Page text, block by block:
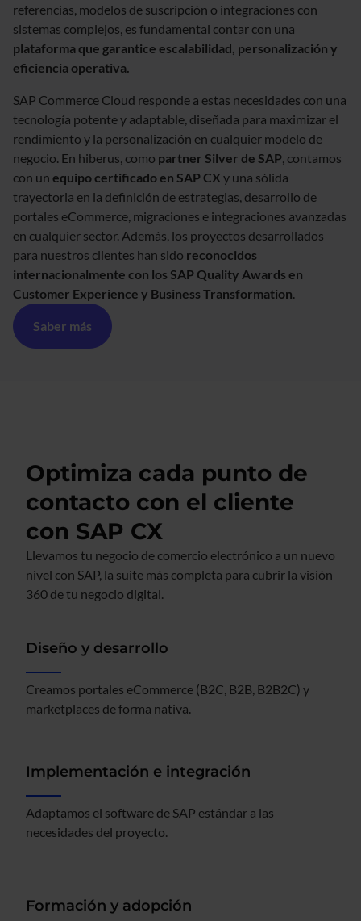
referencias, modelos de suscripción o integraciones con
sistemas complejos, es fundamental contar con una
plataforma que garantice escalabilidad, personalización y
eficiencia operativa.
SAP Commerce Cloud responde a estas necesidades con una
tecnología potente y adaptable, diseñada para maximizar el
rendimiento y la personalización en cualquier modelo de
negocio. En hiberus, como partner Silver de SAP, contamos
con un equipo certificado en SAP CX y una sólida
trayectoria en la definición de estrategias, desarrollo de
portales eCommerce, migraciones e integraciones avanzadas
en cualquier sector. Además, los proyectos desarrollados
para nuestros clientes han sido reconocidos
internacionalmente con los SAP Quality Awards en
Customer Experience y Business Transformation.
Saber más
Optimiza cada punto de
contacto con el cliente
con SAP CX
Llevamos tu negocio de comercio electrónico a un nuevo
nivel con SAP, la suite más completa para cubrir la visión
360 de tu negocio digital.
Diseño y desarrollo
Creamos portales eCommerce (B2C, B2B, B2B2C) y
marketplaces de forma nativa.
Implementación e integración
Adaptamos el software de SAP estándar a las
necesidades del proyecto.
Formación y adopción